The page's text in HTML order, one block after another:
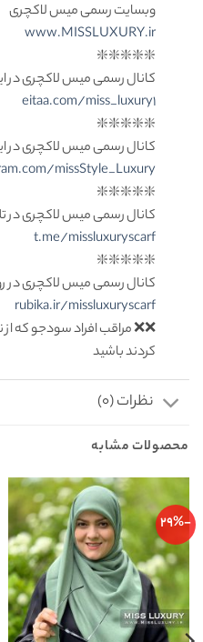
وبسایت رسمی میس لاکچری
www.MISSLUXURY.ir
❇️❇️❇️❇️❇️
کانال رسمی میس لاکچری در
eitaa.com/miss_luxury1
❇️❇️❇️❇️❇️
کانال رسمی میس لاکچری در
missStyle_Luxury
❇️❇️❇️❇️❇️
کانال رسمی میس لاکچری در
t.me/missluxuryscarf
❇️❇️❇️❇️❇️
کانال رسمی میس لاکچری در
rubika.ir/missluxuryscarf
❌❌ مراقب افراد سودجو که
کردند باشید
نظرات (0)
محصولات مشابه
-29%